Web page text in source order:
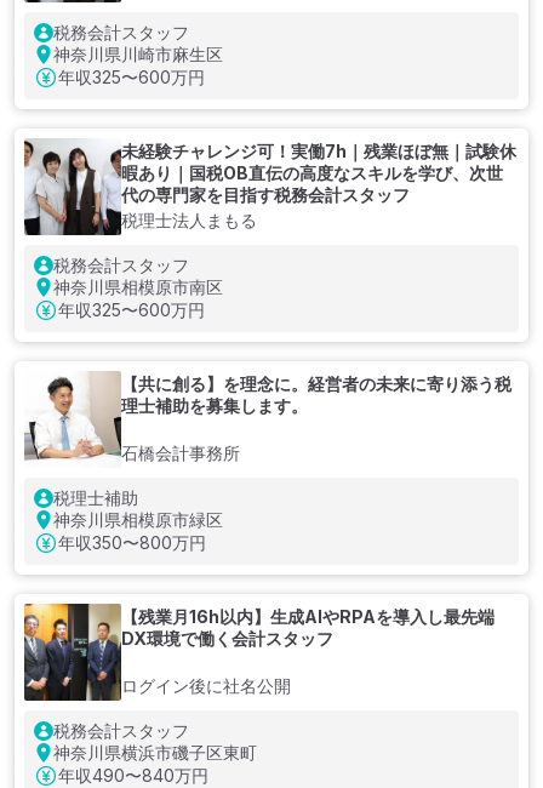
税務会計スタッフ
神奈川県川崎市麻生区
年収325〜600万円
未経験チャレンジ可！実働7h｜残業ほぼ無｜試験休
暇あり｜国税OB直伝の高度なスキルを学び、次世
代の専門家を目指す税務会計スタッフ
税理士法人まもる
税務会計スタッフ
神奈川県相模原市南区
年収325〜600万円
【共に創る】を理念に。経営者の未来に寄り添う税
理士補助を募集します。
石橋会計事務所
税理士補助
神奈川県相模原市緑区
年収350〜800万円
【残業月16h以内】生成AIやRPAを導入し最先端
DX環境で働く会計スタッフ
ログイン後に社名公開
税務会計スタッフ
神奈川県横浜市磯子区東町
年収490〜840万円